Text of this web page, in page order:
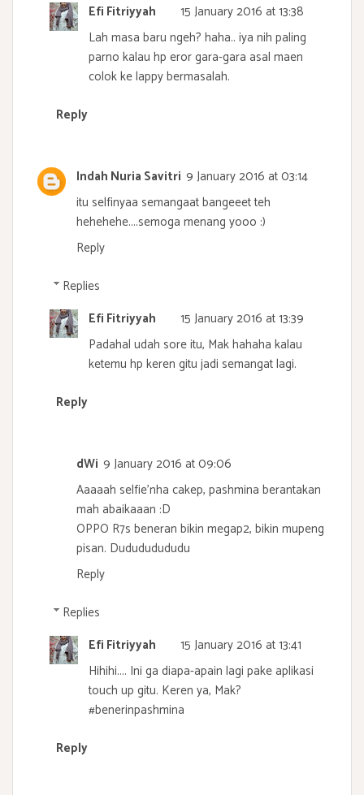
Efi Fitriyyah
15 January 2016 at 13:38
Lah masa baru ngeh? haha.. iya nih paling
parno kalau hp eror gara-gara asal maen
colok ke lappy bermasalah.
Reply
Indah Nuria Savitri 9 January 2016 at 03:14
itu selfinyaa semangaat bangeeet teh
hehehehe....semoga menang yooo :)
Reply
Replies
Efi Fitriyyah
15 January 2016 at 13:39
Padahal udah sore itu, Mak hahaha kalau
ketemu hp keren gitu jadi semangat lagi.
Reply
dWi 9 January 2016 at 09:06
Aaaaah selfie'nha cakep, pashmina berantakan
mah abaikaaan :D
OPPO R7s beneran bikin megap2, bikin mupeng
pisan. Dudududududu
Reply
Replies
Efi Fitriyyah
15 January 2016 at 13:41
Hihihi.... Ini ga diapa-apain lagi pake aplikasi
touch up gitu. Keren ya, Mak?
#benerinpashmina
Reply